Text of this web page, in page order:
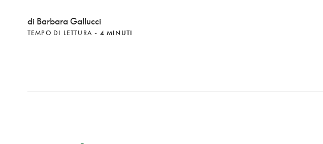
di Barbara Gallucci
TEMPO DI LETTURA - 4 MINUTI